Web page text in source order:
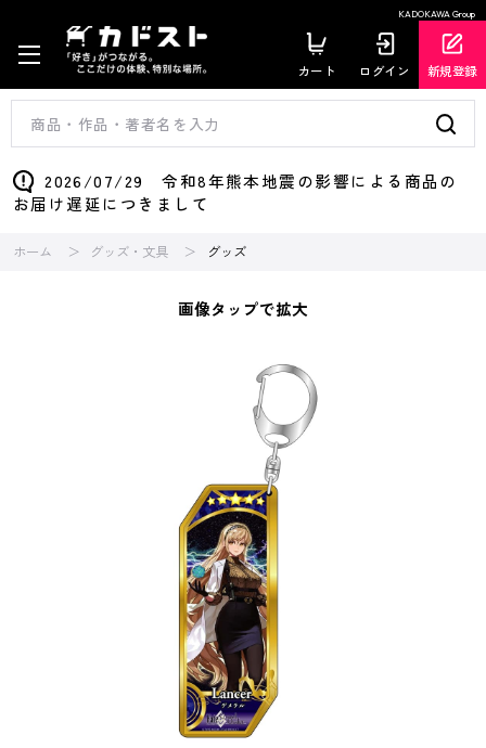
KADOKAWA Group
カート ログイン 新規登録
2026/07/29 令和8年熊本地震の影響による商品の
お届け遅延につきまして
ホーム グッズ・文具 グッズ
画像タップで拡大